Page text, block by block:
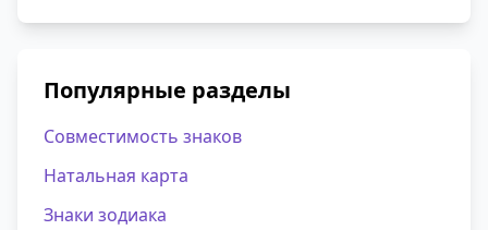
Популярные разделы
Совместимость знаков
Натальная карта
Знаки зодиака